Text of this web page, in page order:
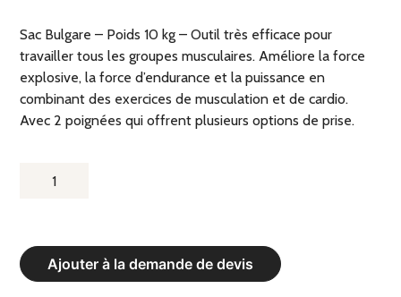
Sac Bulgare – Poids 10 kg – Outil très efficace pour
travailler tous les groupes musculaires. Améliore la force
explosive, la force d’endurance et la puissance en
combinant des exercices de musculation et de cardio.
Avec 2 poignées qui offrent plusieurs options de prise.
Ajouter à la demande de devis
QUANTITÉ
BULGARE
-